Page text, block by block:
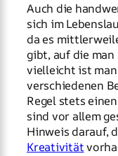
Auch die
sich im
da es
gibt, auf die
vielleicht ist
verschiedenen
Regel stets
sind vor allem
Hinweis darauf,
Kreativität